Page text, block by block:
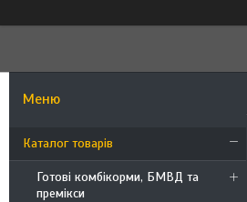
Каталог товарів
Готові комбікорми, БМВД та
премікси